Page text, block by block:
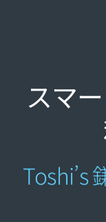
スマ
Toshi’s